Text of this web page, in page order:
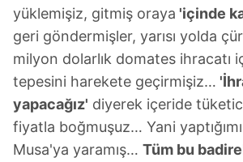
yüklemişiz, gitmiş oraya 'içinde
geri göndermişler, yarısı yolda
milyon dolarlık domates ihracatı
tepesini harekete geçirmişiz…
yapacağız' diyerek içeride
fiyatla boğmuşuz… Yani
Musa'ya yaramış… Tüm bu